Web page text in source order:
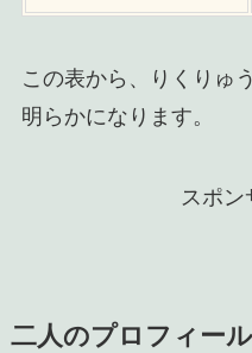
この表から、りくりゅ
明らかになります。
スポン
二人のプロフィー